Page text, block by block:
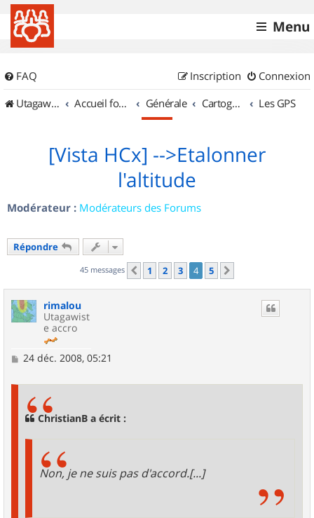
Menu
FAQ Connexion
Inscription
UtagawaVTT (Randos VTT et VTTAE avec traces GPS)
Accueil forum Générale Cartographie et GPS Les GPS
[Vista HCx] -->Etalonner
l'altitude
Modérateur : Modérateurs des Forums
Répondre
45 messages Précédent
1 2 3 4 5
rimalou
Utagawist
e accro
M
24 déc. 2008, 05:21
ChristianB a écrit :
Non, je ne suis pas d'accord.[...]